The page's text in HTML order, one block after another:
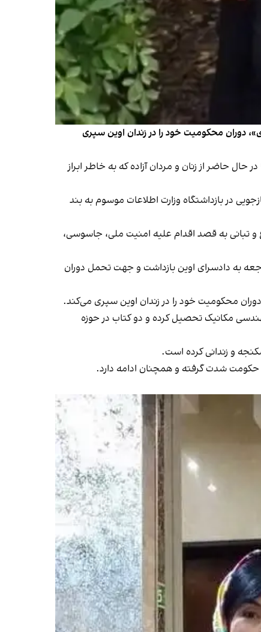
دوران محکومیت خود را در زندان اوین سپری
حاضر از زنان و مردان آزاده که به خاطر ابراز
۱۶ آبان ۱۴۰۱ به دست نیروهای امنیتی در فرودگاه «امام خمینی» تهران بازداشت و پس از ۵۰ روز بازجویی در بازداشتگاه وزارت اطلاعات موسوم به بند
«تبلیغ علیه نظام، اجتماع و تبانی به قصد اقدام علیه امنیت ملی، جاسوسی،
امسال، پس از مراجعه به دادسرای اوین بازداشت و جهت تحمل دوران
محکومیت خود را در زندان اوین سپری می‌کند.
مکانیک تحصیل کرده و دو کتاب در حوزه
و زندانی کرده است.